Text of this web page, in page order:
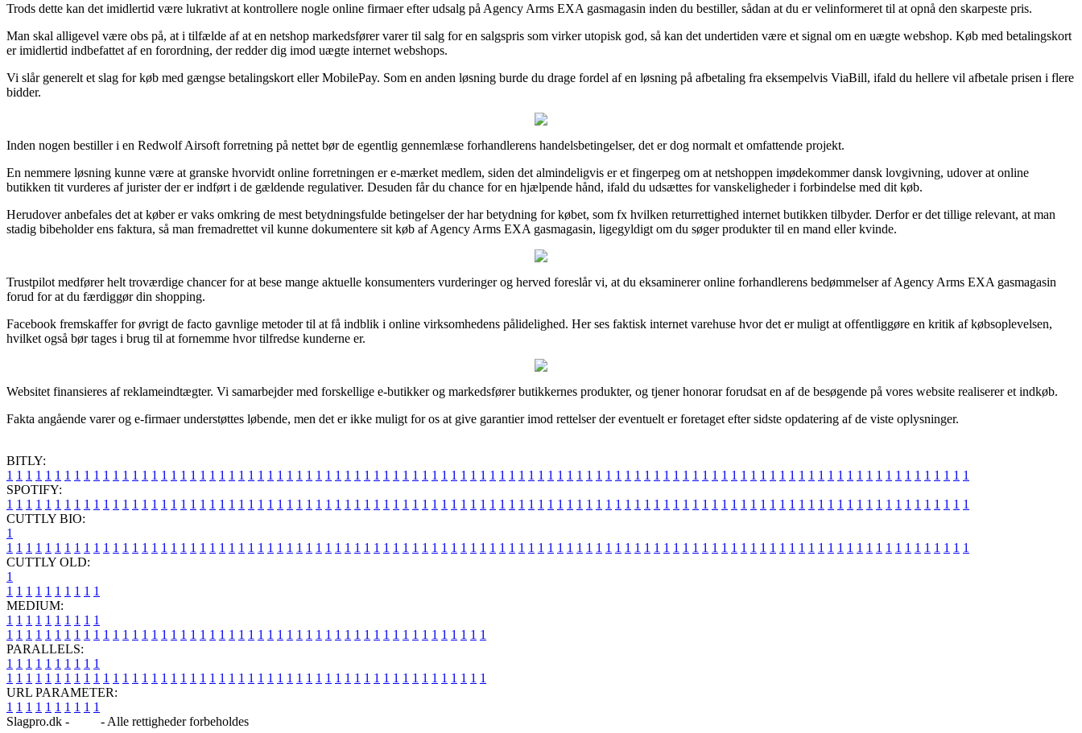
Trods dette kan det imidlertid være lukrativt at kontrollere nogle online firmaer efter udsalg på Agency Arms EXA gasmagasin inden du bestiller, sådan at du er velinformeret til at opnå den skarpeste pris.
Man skal alligevel være obs på, at i tilfælde af at en netshop markedsfører varer til salg for en salgspris som virker utopisk god, så kan det undertiden være et signal om en uægte webshop. Køb med betalingskort
er imidlertid indbefattet af en forordning, der redder dig imod uægte internet webshops.
Vi slår generelt et slag for køb med gængse betalingskort eller MobilePay. Som en anden løsning burde du drage fordel af en løsning på afbetaling fra eksempelvis ViaBill, ifald du hellere vil afbetale prisen i flere
bidder.
Inden nogen bestiller i en Redwolf Airsoft forretning på nettet bør de egentlig gennemlæse forhandlerens handelsbetingelser, det er dog normalt et omfattende projekt.
En nemmere løsning kunne være at granske hvorvidt online forretningen er e-mærket medlem, siden det almindeligvis er et fingerpeg om at netshoppen imødekommer dansk lovgivning, udover at online
butikken tit vurderes af jurister der er indført i de gældende regulativer. Desuden får du chance for en hjælpende hånd, ifald du udsættes for vanskeligheder i forbindelse med dit køb.
Herudover anbefales det at køber er vaks omkring de mest betydningsfulde betingelser der har betydning for købet, som fx hvilken returrettighed internet butikken tilbyder. Derfor er det tillige relevant, at man
stadig bibeholder ens faktura, så man fremadrettet vil kunne dokumentere sit køb af Agency Arms EXA gasmagasin, ligegyldigt om du søger produkter til en mand eller kvinde.
Trustpilot medfører helt troværdige chancer for at bese mange aktuelle konsumenters vurderinger og herved foreslår vi, at du eksaminerer online forhandlerens bedømmelser af Agency Arms EXA gasmagasin
forud for at du færdiggør din shopping.
Facebook fremskaffer for øvrigt de facto gavnlige metoder til at få indblik i online virksomhedens pålidelighed. Her ses faktisk internet varehuse hvor det er muligt at offentliggøre en kritik af købsoplevelsen,
hvilket også bør tages i brug til at fornemme hvor tilfredse kunderne er.
Websitet finansieres af reklameindtægter. Vi samarbejder med forskellige e-butikker og markedsfører butikkernes produkter, og tjener honorar forudsat en af de besøgende på vores website realiserer et indkøb.
Fakta angående varer og e-firmaer understøttes løbende, men det er ikke muligt for os at give garantier imod rettelser der eventuelt er foretaget efter sidste opdatering af de viste oplysninger.
BITLY:
1 1 1 1 1 1 1 1 1 1 1 1 1 1 1 1 1 1 1 1 1 1 1 1 1 1 1 1 1 1 1 1 1 1 1 1 1 1 1 1 1 1 1 1 1 1 1 1 1 1 1 1 1 1 1 1 1 1 1 1 1 1 1 1 1 1 1 1 1 1 1 1 1 1 1 1 1 1 1 1 1 1 1 1 1 1 1 1 1 1 1 1 1 1 1 1 1 1 1 1
SPOTIFY:
1 1 1 1 1 1 1 1 1 1 1 1 1 1 1 1 1 1 1 1 1 1 1 1 1 1 1 1 1 1 1 1 1 1 1 1 1 1 1 1 1 1 1 1 1 1 1 1 1 1 1 1 1 1 1 1 1 1 1 1 1 1 1 1 1 1 1 1 1 1 1 1 1 1 1 1 1 1 1 1 1 1 1 1 1 1 1 1 1 1 1 1 1 1 1 1 1 1 1 1
CUTTLY BIO:
1
1 1 1 1 1 1 1 1 1 1 1 1 1 1 1 1 1 1 1 1 1 1 1 1 1 1 1 1 1 1 1 1 1 1 1 1 1 1 1 1 1 1 1 1 1 1 1 1 1 1 1 1 1 1 1 1 1 1 1 1 1 1 1 1 1 1 1 1 1 1 1 1 1 1 1 1 1 1 1 1 1 1 1 1 1 1 1 1 1 1 1 1 1 1 1 1 1 1 1 1
CUTTLY OLD:
1
1 1 1 1 1 1 1 1 1 1
MEDIUM:
1 1 1 1 1 1 1 1 1 1
1 1 1 1 1 1 1 1 1 1 1 1 1 1 1 1 1 1 1 1 1 1 1 1 1 1 1 1 1 1 1 1 1 1 1 1 1 1 1 1 1 1 1 1 1 1 1 1 1 1
PARALLELS:
1 1 1 1 1 1 1 1 1 1
1 1 1 1 1 1 1 1 1 1 1 1 1 1 1 1 1 1 1 1 1 1 1 1 1 1 1 1 1 1 1 1 1 1 1 1 1 1 1 1 1 1 1 1 1 1 1 1 1 1
URL PARAMETER:
1 1 1 1 1 1 1 1 1 1
Slagpro.dk -
- Alle rettigheder forbeholdes